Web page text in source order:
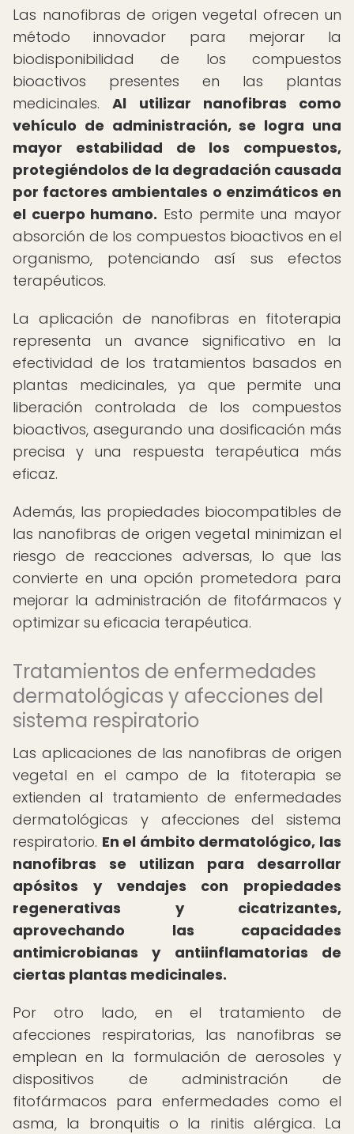
Las nanofibras de origen vegetal ofrecen un
método innovador para mejorar la
biodisponibilidad de los compuestos
bioactivos presentes en las plantas
medicinales.Al utilizar nanofibras como
vehículo de administración, se logra una
mayor estabilidad de los compuestos,
protegiéndolos de la degradación causada
por factores ambientales o enzimáticos en
el cuerpo humano. Esto permite una mayor
absorción de los compuestos bioactivos en el
organismo, potenciando así sus efectos
terapéuticos.
La aplicación de nanofibras en fitoterapia
representa un avance significativo en la
efectividad de los tratamientos basados en
plantas medicinales, ya que permite una
liberación controlada de los compuestos
bioactivos, asegurando una dosificación más
precisa y una respuesta terapéutica más
eficaz.
Además, las propiedades biocompatibles de
las nanofibras de origen vegetal minimizan el
riesgo de reacciones adversas, lo que las
convierte en una opción prometedora para
mejorar la administración de fitofármacos y
optimizar su eficacia terapéutica.
Tratamientos de enfermedades
dermatológicas y afecciones del
sistema respiratorio
Las aplicaciones de las nanofibras de origen
vegetal en el campo de la fitoterapia se
extienden al tratamiento de enfermedades
dermatológicas y afecciones del sistema
respiratorio. En el ámbito dermatológico, las
nanofibras se utilizan para desarrollar
apósitos y vendajes con propiedades
regenerativas y cicatrizantes,
aprovechando las capacidades
antimicrobianas y antiinflamatorias de
ciertas plantas medicinales.
Por otro lado, en el tratamiento de
afecciones respiratorias, las nanofibras se
emplean en la formulación de aerosoles y
dispositivos de administración de
fitofármacos para enfermedades como el
asma, la bronquitis o la rinitis alérgica. La